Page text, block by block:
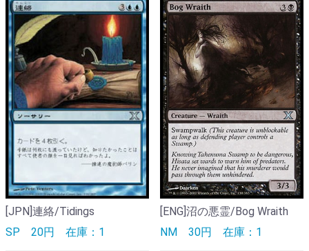
[JPN]連絡/Tidings
SP 20円 在庫：1
[ENG]沼の悪霊/Bog Wraith
NM 30円 在庫：1